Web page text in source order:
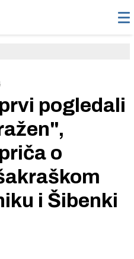
pogledali
o
i Šibenki